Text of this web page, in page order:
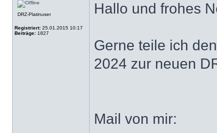
DRZ-Platinuser
Registriert: 25.01.2015 10:17
Beiträge: 1827
Hallo und frohes
Gerne teile ich
2024 zur neuen
Mail von mir: